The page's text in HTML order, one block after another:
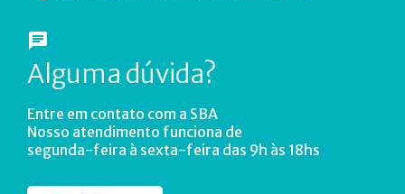
Alguma dúvida?
Entre em contato com a SBA
Nosso atendimento funciona de
segunda-feira à sexta-feira das 9h às 18hs